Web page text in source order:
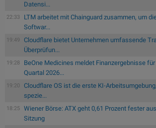
Datensi...
22:33
LTM arbeitet mit Chainguard zusammen, um
Softwar...
19:49
Cloudflare bietet Unternehmen umfassende
Überprüfun...
19:28
BeOne Medicines meldet Finanzergebnisse
Quartal 2026...
19:20
Cloudflare OS ist die erste KI-
spezie...
18:25
Wiener Börse: ATX geht 0,61 Prozent fester
Sitzung